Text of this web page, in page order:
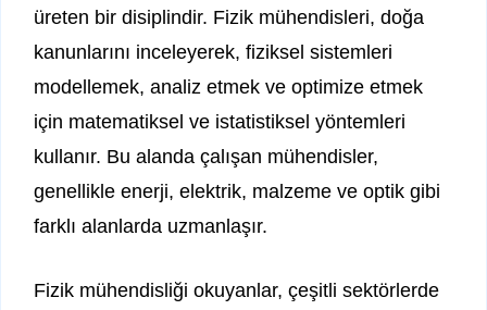
üreten bir disiplindir. Fizik mühendisleri, doğa
kanunlarını inceleyerek, fiziksel sistemleri
modellemek, analiz etmek ve optimize etmek
için matematiksel ve istatistiksel yöntemleri
kullanır. Bu alanda çalışan mühendisler,
genellikle enerji, elektrik, malzeme ve optik gibi
farklı alanlarda uzmanlaşır.
Fizik mühendisliği okuyanlar, çeşitli sektörlerde